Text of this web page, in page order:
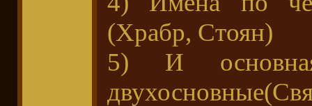
(Храбр, Стоян)
5) И